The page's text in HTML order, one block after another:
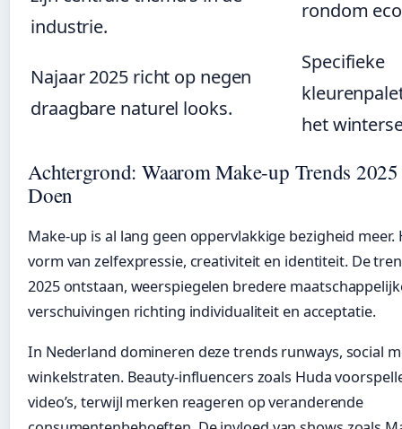
industrie.
rondom
Najaar 2025 richt op negen
draagbare naturel looks.
Specifieke
het
Achtergrond: Waarom Make-up Trends
Doen
Make-up is al lang geen oppervlakkige bezigheid meer.
vorm van zelfexpressie, creativiteit en identiteit. De
2025 ontstaan, weerspiegelen bredere
verschuivingen richting individualiteit en acceptatie.
In Nederland domineren deze trends runways, social
winkelstraten. Beauty-influencers zoals Huda
video’s, terwijl merken reageren op veranderende